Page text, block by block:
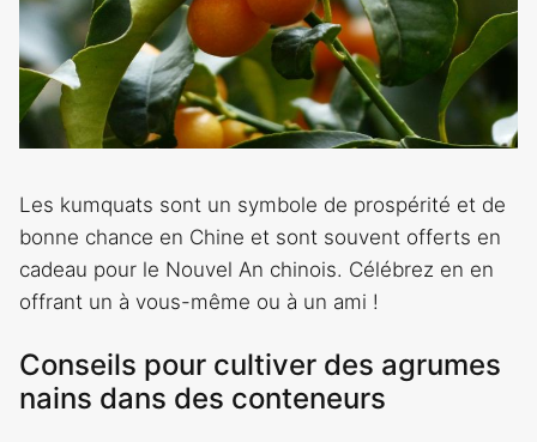
Les kumquats sont un symbole de prospérité et de
bonne chance en Chine et sont souvent offerts en
cadeau pour le Nouvel An chinois. Célébrez en en
offrant un à vous-même ou à un ami !
Conseils pour cultiver des agrumes
nains dans des conteneurs